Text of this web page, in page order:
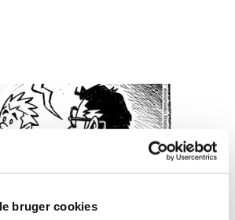
bruger cookies